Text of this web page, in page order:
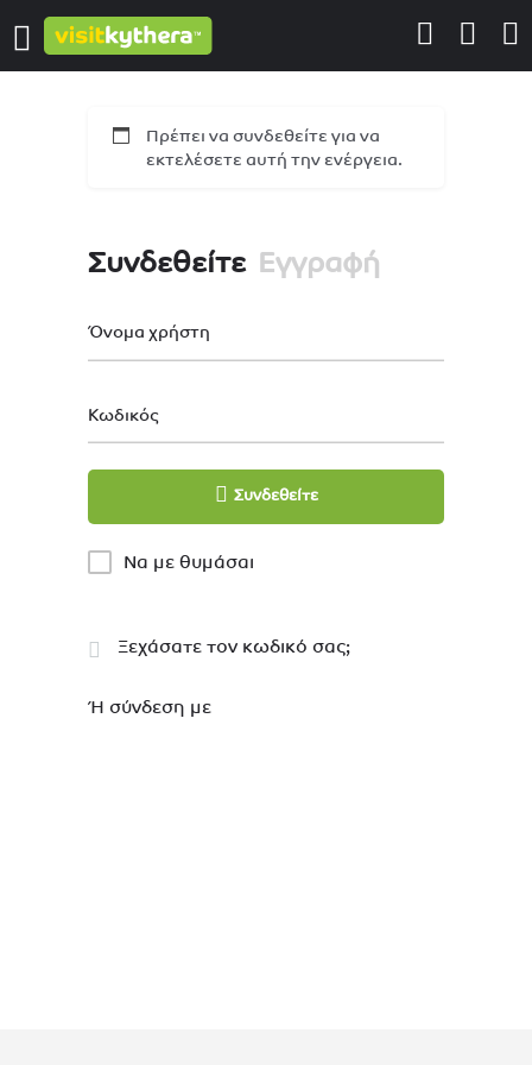
Πρέπει να συνδεθείτε για να
εκτελέσετε αυτή την ενέργεια.
Συνδεθείτε Εγγραφή
Όνομα χρήστη
Κωδικός
Συνδεθείτε
Να με θυμάσαι
Ξεχάσατε τον κωδικό σας;
Ή σύνδεση με